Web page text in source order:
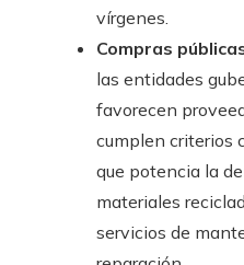
vírgenes.
Compras
las entidades
favorecen
cumplen criterios
que potencia la
materiales
servicios de